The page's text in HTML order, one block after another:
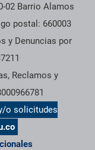
02 Barrio Alamos
postal: 660003
y Denuncias por
Reclamos y
o solicitudes